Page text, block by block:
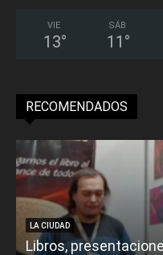
VIE
13°
SÁB
11 °
RECOMENDADOS
LA CIUDAD
Libros,